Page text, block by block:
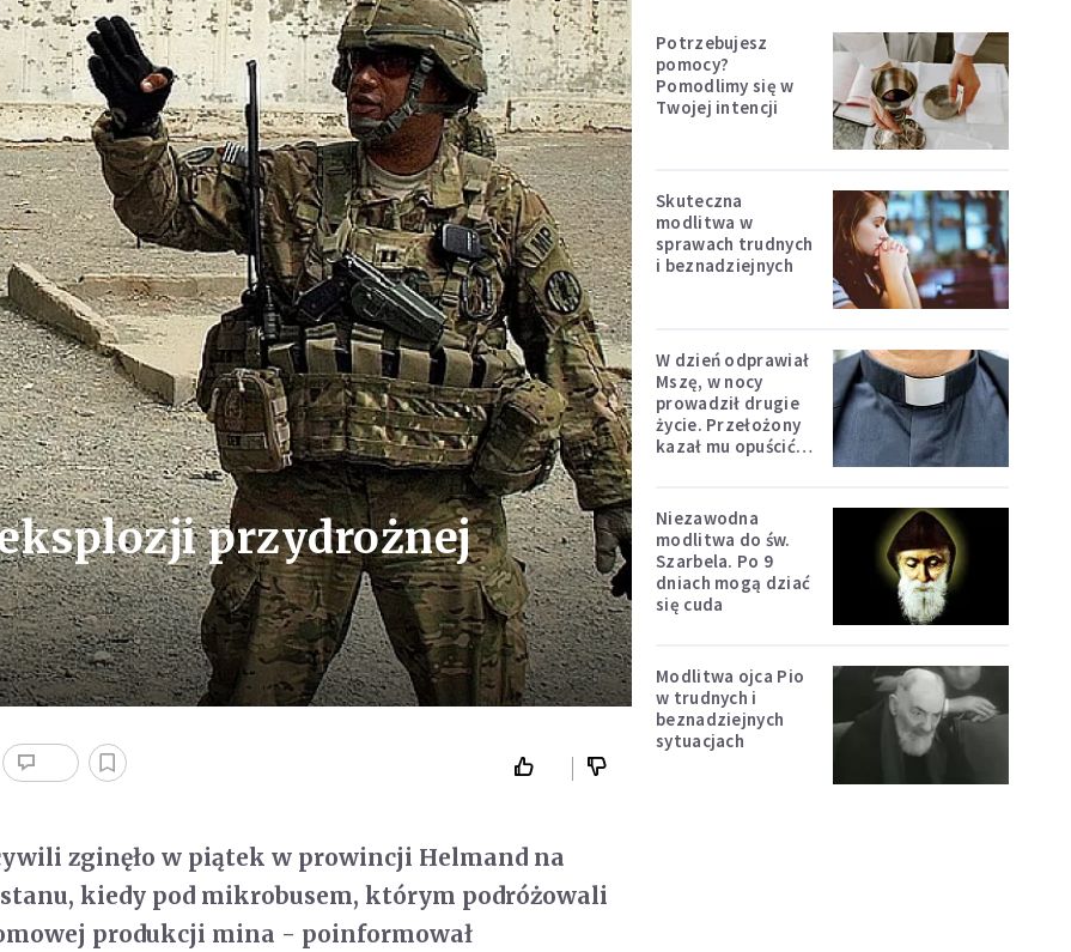
przydrożnej
zginęło w piątek w prowincji Helmand na
kiedy pod mikrobusem, którym podróżowali
produkcji mina - poinformował
Potrzebujesz
pomocy?
Pomodlimy się w
Twojej intencji
Skuteczna
modlitwa w
sprawach trudnych
i beznadziejnych
W dzień odprawiał
Mszę, w nocy
prowadził drugie
życie. Przełożony
kazał mu opuścić
Niezawodna
modlitwa do św.
Szarbela. Po 9
dniach mogą dziać
się cuda
Modlitwa ojca Pio
w trudnych i
beznadziejnych
sytuacjach